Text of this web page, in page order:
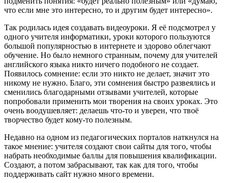
что если мне это интересно, то и другим будет интересно».
Так родилась идея создавать видеоуроки. Я её подсмотрел у
одного учителя информатики, уроки которого пользуются
большой популярностью в интернете и здорово облегчают
обучение. Но было немного странным, почему для учителей
английского языка никто ничего подобного не создает.
Появилось сомнение: если это никто не делает, значит это
никому не нужно. Благо, эти сомнения быстро развеялись и
сменились благодарными отзывами учителей, которые
попробовали применить мои творения на своих уроках. Это
очень воодушевляет: делаешь что-то и уверен, что твоё
творчество будет кому-то полезным.
Недавно на одном из педагогических порталов наткнулся на
такое мнение: учителя создают свои сайты для того, чтобы
набрать необходимые баллы для повышения квалификации.
Создают, а потом забрасывают, так как для того, чтобы
поддерживать сайт нужно много времени.